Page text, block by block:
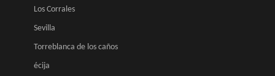
Los Corrales
Sevilla
Torreblanca de los caños
écija